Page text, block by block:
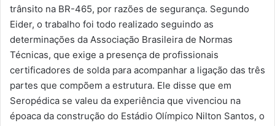
trânsito na BR-465, por razões de segurança. Segundo
Eider, o trabalho foi todo realizado seguindo as
determinações da Associação Brasileira de Normas
Técnicas, que exige a presença de profissionais
certificadores de solda para acompanhar a ligação das três
partes que compõem a estrutura. Ele disse que em
Seropédica se valeu da experiência que vivenciou na
époaca da construção do Estádio Olímpico Nilton Santos, o